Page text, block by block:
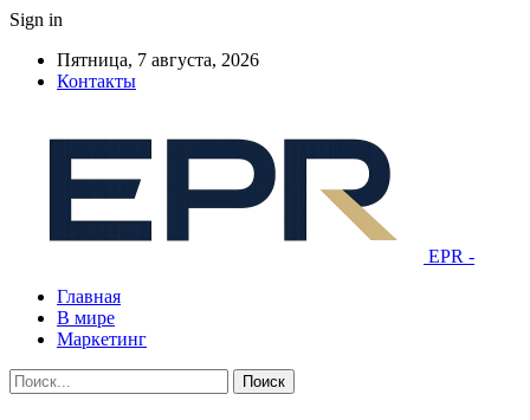
Sign in
Пятница, 7 августа, 2026
Контакты
EPR -
Главная
В мире
Маркетинг